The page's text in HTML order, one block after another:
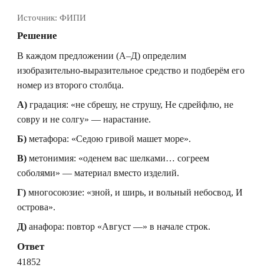
Источник: ФИПИ
Решение
В каждом предложении (А–Д) определим
изобразительно-выразительное средство и подберём его
номер из второго столбца.
А) градация: «не сбрешу, не струшу, Не сдрейфлю, не
совру и не солгу» — нарастание.
Б) метафора: «Седою гривой машет море».
В) метонимия: «оденем вас шелками… согреем
соболями» — материал вместо изделий.
Г) многосоюзие: «зной, и ширь, и вольный небосвод, И
острова».
Д) анафора: повтор «Август —» в начале строк.
Ответ
41852